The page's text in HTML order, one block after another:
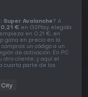
Super Avalanche? A
0,21 € en G2Play, elegida
en 0,21 €, en
gana en precio en la
un código a un
de activación. En PC
otro cliente, y aquí el
cuarta parte de los